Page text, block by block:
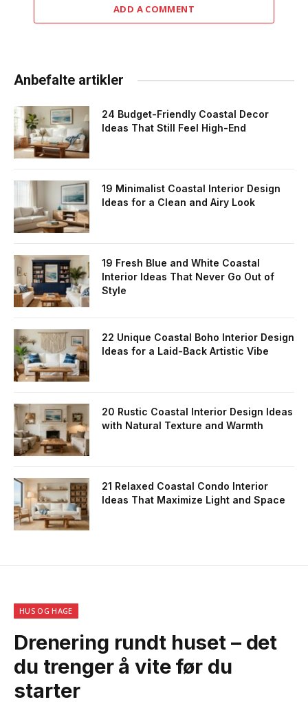
ADD A COMMENT
Anbefalte artikler
24 Budget-Friendly Coastal Decor
Ideas That Still Feel High-End
19 Minimalist Coastal Interior Design
Ideas for a Clean and Airy Look
19 Fresh Blue and White Coastal
Interior Ideas That Never Go Out of
Style
22 Unique Coastal Boho Interior Design
Ideas for a Laid-Back Artistic Vibe
20 Rustic Coastal Interior Design Ideas
with Natural Texture and Warmth
21 Relaxed Coastal Condo Interior
Ideas That Maximize Light and Space
HUS OG HAGE
Drenering rundt huset – det
du trenger å vite før du
starter